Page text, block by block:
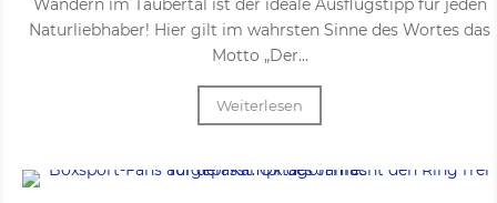
Wandern im Taubertal ist der ideale Ausflugstipp für jeden
Naturliebhaber! Hier gilt im wahrsten Sinne des Wortes das
Motto „Der...
Weiterlesen